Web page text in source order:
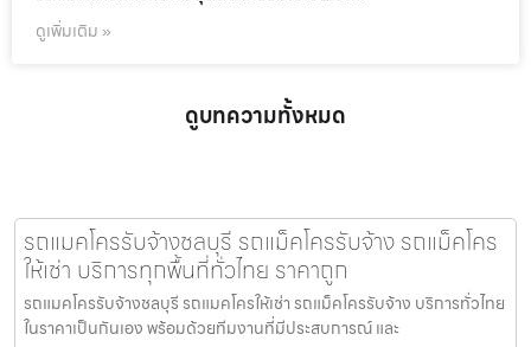
ดูเพิ่มเติม »
ดูบทความทั้งหมด
รถแมคโครรับจ้างชลบุรี รถแม็คโครรับจ้าง รถแม็คโคร
ให้เช่า บริการทุกพื้นที่ทั่วไทย ราคาถูก
รถแมคโครรับจ้างชลบุรี รถแมคโครให้เช่า รถแม็คโครรับจ้าง บริการทั่วไทย
ในราคาเป็นกันเอง พร้อมด้วยทีมงานที่มีประสบการณ์ และ